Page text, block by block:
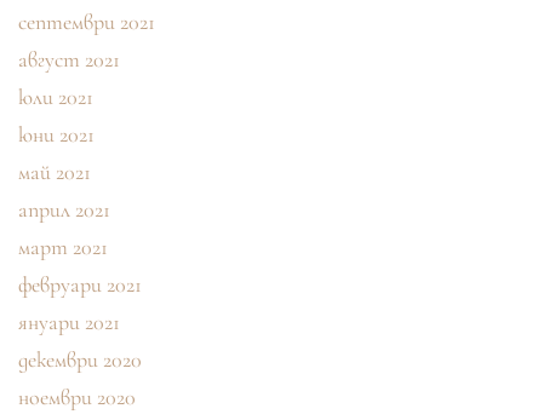
септември 2021
август 2021
юли 2021
юни 2021
май 2021
април 2021
март 2021
февруари 2021
януари 2021
декември 2020
ноември 2020